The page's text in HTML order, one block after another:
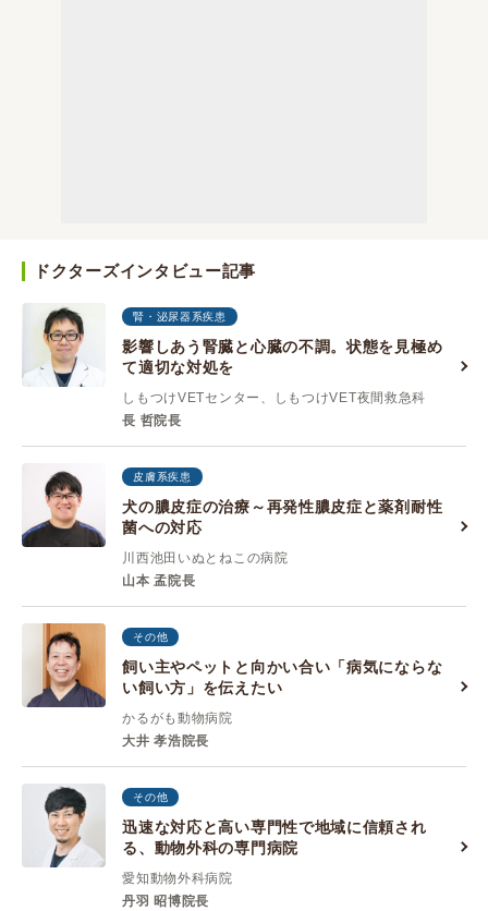
ドクターズインタビュー記事
腎・泌尿器系疾患
影響しあう腎臓と心臓の不調。状態を見極め
て適切な対処を
しもつけVETセンター、しもつけVET夜間救急科
長 哲院長
皮膚系疾患
犬の膿皮症の治療～再発性膿皮症と薬剤耐性
菌への対応
川西池田いぬとねこの病院
山本 孟院長
その他
飼い主やペットと向かい合い「病気にならな
い飼い方」を伝えたい
かるがも動物病院
大井 孝浩院長
その他
迅速な対応と高い専門性で地域に信頼され
る、動物外科の専門病院
愛知動物外科病院
丹羽 昭博院長